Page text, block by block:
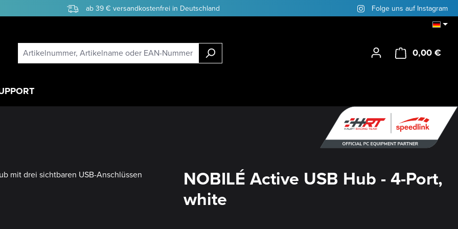
ab 39 € versandkostenfrei in Deutschland Folge uns auf Instagram
0,00 €
NOBILÉ Active USB Hub - 4-Port,
white